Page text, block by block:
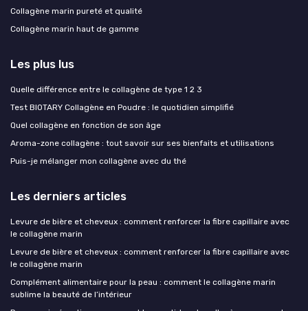
Collagène marin pureté et qualité
Collagène marin haut de gamme
Les plus lus
Quelle différence entre le collagène de type 1 2 3
Test BIOTARY Collagène en Poudre : le quotidien simplifié
Quel collagène en fonction de son âge
Aroma-zone collagène : tout savoir sur ses bienfaits et utilisations
Puis-je mélanger mon collagène avec du thé
Les derniers articles
Levure de bière et cheveux : comment renforcer la fibre capillaire avec
le collagène marin
Levure de bière et cheveux : comment renforcer la fibre capillaire avec
le collagène marin
Complément alimentaire pour la peau : comment le collagène marin
sublime la beauté de l’intérieur